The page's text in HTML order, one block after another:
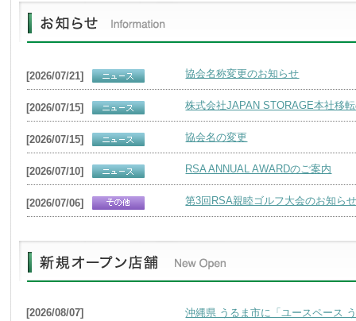
[2026/07/21] 協会名称変更のお知らせ
[2026/07/15] 株式会社JAPAN STORAGE本社移
[2026/07/15] 協会名の変更
[2026/07/10] RSA ANNUAL AWARDのご案内
[2026/07/06] 第3回RSA親睦ゴルフ大会のお知ら
[2026/08/07]
沖縄県 うるま市に「ユースペース